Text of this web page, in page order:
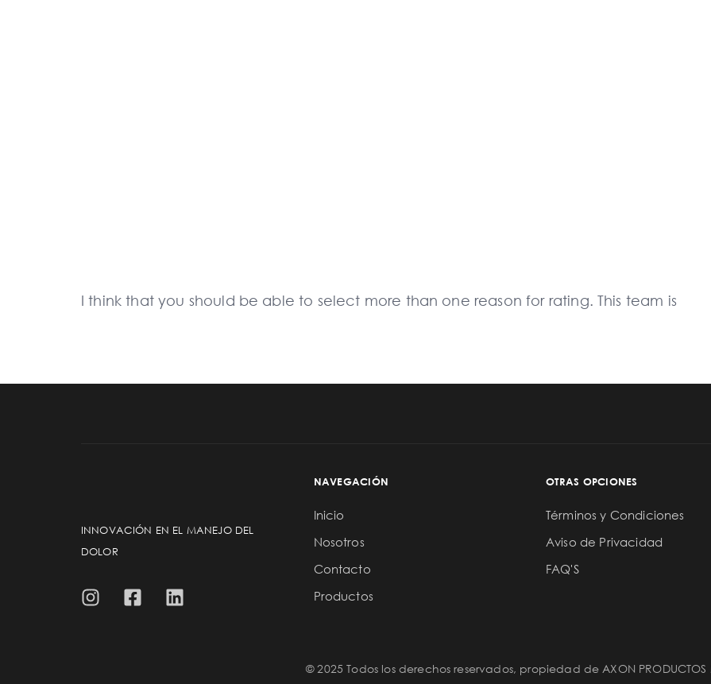
I think that you should be able to select more than one reason for rating. This team is
INNOVACIÓN EN EL MANEJO DEL
DOLOR
NAVEGACIÓN
Inicio
Nosotros
Contacto
Productos
OTRAS OPCIONES
Términos y Condiciones
Aviso de Privacidad
FAQ'S
© 2025 Todos los derechos reservados, propiedad de AXON PRODUCTOS